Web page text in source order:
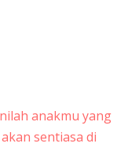
anakmu yang
sentiasa di